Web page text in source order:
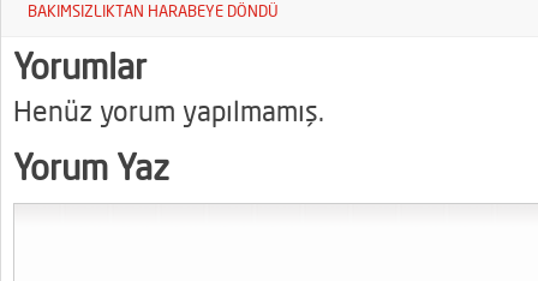
BAKIMSIZLIKTAN HARABEYE DÖNDÜ
Yorumlar
Henüz yorum yapılmamış.
Yorum Yaz